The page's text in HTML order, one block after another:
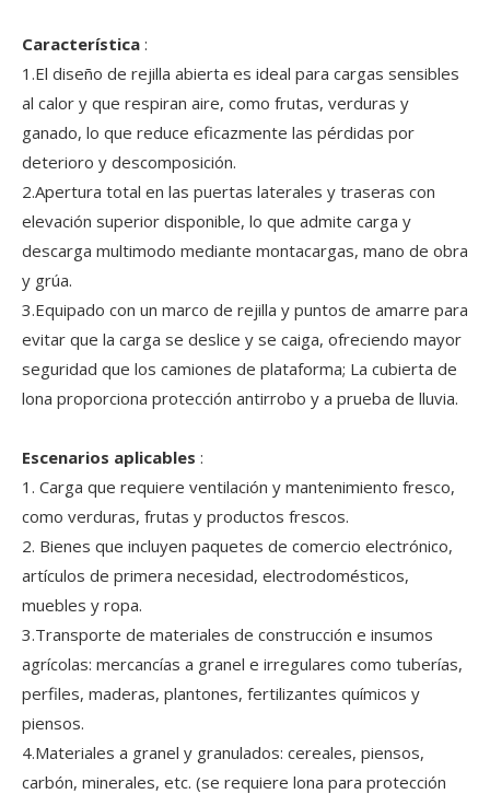
Característica :
1.El diseño de rejilla abierta es ideal para cargas sensibles
al calor y que respiran aire, como frutas, verduras y
ganado, lo que reduce eficazmente las pérdidas por
deterioro y descomposición.
2.Apertura total en las puertas laterales y traseras con
elevación superior disponible, lo que admite carga y
descarga multimodo mediante montacargas, mano de obra
y grúa.
3.Equipado con un marco de rejilla y puntos de amarre para
evitar que la carga se deslice y se caiga, ofreciendo mayor
seguridad que los camiones de plataforma; La cubierta de
lona proporciona protección antirrobo y a prueba de lluvia.
Escenarios aplicables :
1. Carga que requiere ventilación y mantenimiento fresco,
como verduras, frutas y productos frescos.
2. Bienes que incluyen paquetes de comercio electrónico,
artículos de primera necesidad, electrodomésticos,
muebles y ropa.
3.Transporte de materiales de construcción e insumos
agrícolas: mercancías a granel e irregulares como tuberías,
perfiles, maderas, plantones, fertilizantes químicos y
piensos.
4.Materiales a granel y granulados: cereales, piensos,
carbón, minerales, etc. (se requiere lona para protección